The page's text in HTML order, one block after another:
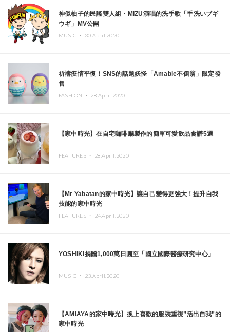
神似柚子的民謠雙人組・MIZU演唱的洗手歌「手洗いブギ
ウギ」MV公開
MUSIC ・ 30.April.2020
祈禱疫情平復！SNS的話題妖怪「Amabie不倒翁」限定發
售
FASHION ・ 28.April.2020
【家中時光】在自宅咖啡廳製作的簡單可愛飲品食譜5選
FEATURES ・ 28.April.2020
【Mr Yabatan的家中時光】讓自己變得更強大！提升自我
技能的家中時光
FEATURES ・ 24.April.2020
YOSHIKI捐贈1,000萬日圓至「國立國際醫療研究中心」
MUSIC ・ 23.April.2020
【AMIAYA的家中時光】換上喜歡的服裝重視”活出自我”的
家中時光